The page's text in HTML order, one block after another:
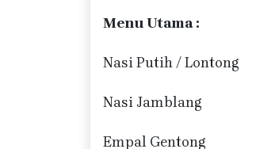
Menu Utama :
Nasi Putih / Lontong
Nasi Jamblang
Empal Gentong